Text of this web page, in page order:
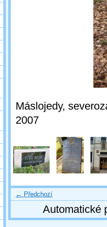
Máslojedy,
2007
← Předchozí
Automatické